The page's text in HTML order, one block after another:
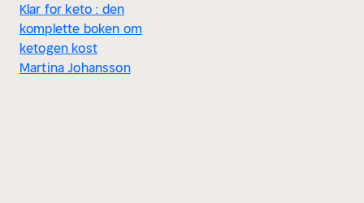
Klar for keto : den
komplette boken om
ketogen kost
Martina Johansson